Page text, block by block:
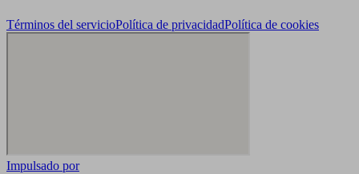
Términos del servicioPolítica de privacidadPolítica de cookies
Impulsado por